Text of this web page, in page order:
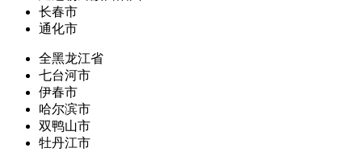
长春市
通化市
全黑龙江省
七台河市
伊春市
哈尔滨市
双鸭山市
牡丹江市